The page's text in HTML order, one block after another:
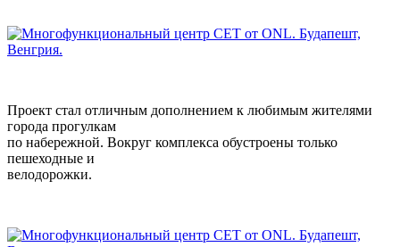
Проект стал отличным дополнением к любимым жителями
города прогулкам
по набережной. Вокруг комплекса обустроены только
пешеходные и
велодорожки.